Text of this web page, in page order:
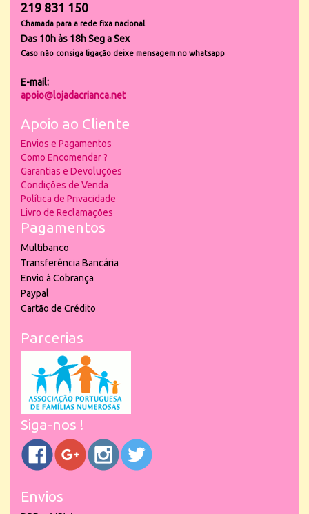
219 831 150
Chamada para a rede fixa nacional
Das 10h às 18h Seg a Sex
Caso não consiga ligação deixe mensagem no whatsapp
E-mail:
apoio@lojadacrianca.net
Apoio ao Cliente
Envios e Pagamentos
Como Encomendar ?
Garantias e Devoluções
Condições de Venda
Política de Privacidade
Livro de Reclamações
Pagamentos
Multibanco
Transferência Bancária
Envio à Cobrança
Paypal
Cartão de Crédito
Parcerias
Siga-nos !
Envios